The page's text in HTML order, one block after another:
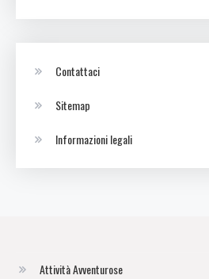
Contattaci
Sitemap
Informazioni legali
Attività Avventurose